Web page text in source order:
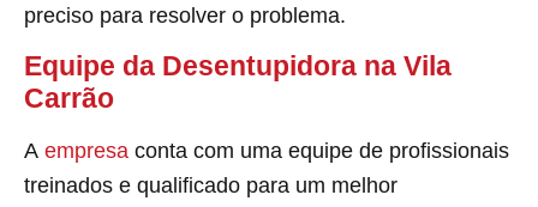
preciso para resolver o problema.
Equipe da Desentupidora na Vila
Carrão
A empresa conta com uma equipe de profissionais
treinados e qualificado para um melhor